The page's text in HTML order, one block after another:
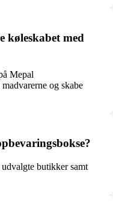
køleskabet med
Mepal
og skabe
butikker samt